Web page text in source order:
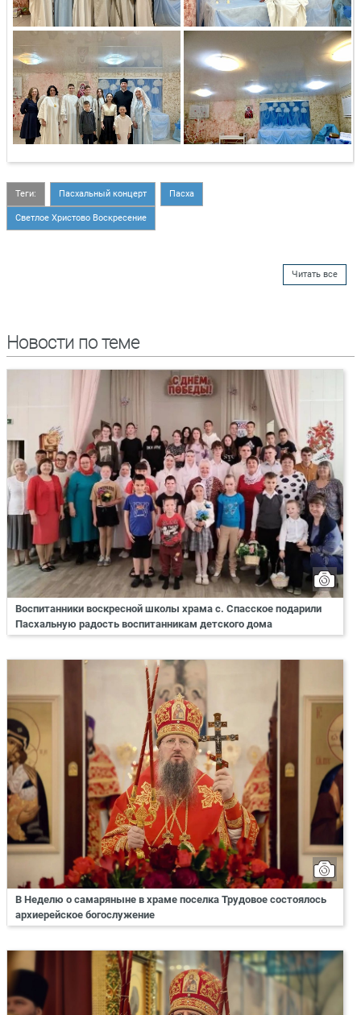
Теги: Пасхальный концерт Пасха
Светлое Христово Воскресение
Читать все
Новости по теме
Воспитанники воскресной школы храма с. Спасское подарили
Пасхальную радость воспитанникам детского дома
В Неделю о самаряныне в храме поселка Трудовое состоялось
архиерейское богослужение